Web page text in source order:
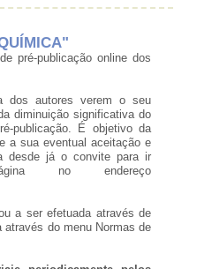
pré-publicação online dos
dos autores verem o seu
diminuição significativa do
publicação. É objetivo da
a sua eventual aceitação e
desde já o convite para ir
no endereço
a ser efetuada através de
através do menu Normas de